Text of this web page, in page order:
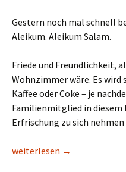
Gestern noch mal schnell
Aleikum. Aleikum Salam.
Friede und Freundlichkeit,
Wohnzimmer wäre. Es wird
Kaffee oder Coke – je
Familienmitglied in
Erfrischung zu sich
Weihnachten
weiterlesen →